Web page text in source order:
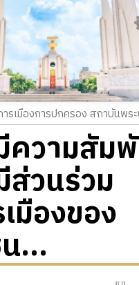
ความสัม
วนร่วม
มืองของ
...